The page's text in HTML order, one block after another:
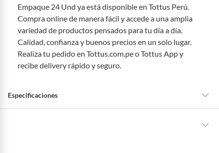
Empaque 24 Und ya está disponible en Tottus Perú.
Compra online de manera fácil y accede a una amplia
variedad de productos pensados para tu día a día.
Calidad, confianza y buenos precios en un solo lugar.
Realiza tu pedido en Tottus.com.pe o Tottus App y
recibe delivery rápido y seguro.
Especificaciones